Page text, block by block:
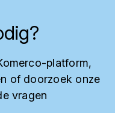
platform,
of doorzoek onze
vragen